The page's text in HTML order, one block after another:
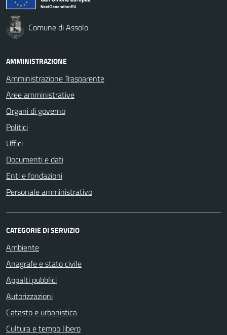
Comune di Assolo
AMMINISTRAZIONE
Amministrazione Trasparente
Aree amministrative
Organi di governo
Politici
Uffici
Documenti e dati
Enti e fondazioni
Personale amministrativo
CATEGORIE DI SERVIZIO
Ambiente
Anagrafe e stato civile
Appalti pubblici
Autorizzazioni
Catasto e urbanistica
Cultura e tempo libero